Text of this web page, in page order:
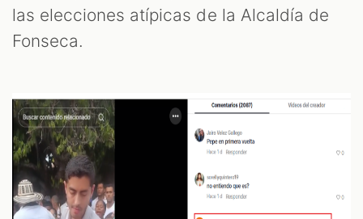
las elecciones atípicas de la Alcaldía de
Fonseca.